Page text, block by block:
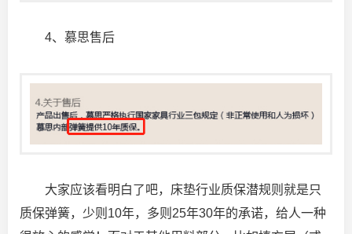
4、慕思售后
大家应该看明白了吧，床垫行业质保潜规则就是只
质保弹簧，少则10年，多则25年30年的承诺，给人一种